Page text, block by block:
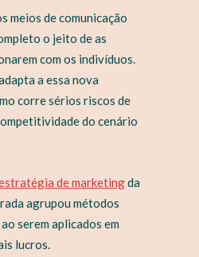
meios de comunicação
o jeito de as
com os indivíduos.
a essa nova
corre sérios riscos de
do cenário
de marketingda
agrupou métodos
serem aplicados em
lucros.